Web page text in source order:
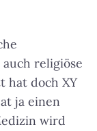
religiöse
hat doch XY
ja einen
wird